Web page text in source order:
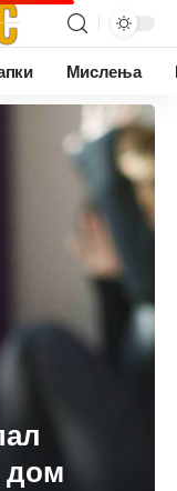
Мислења
дом